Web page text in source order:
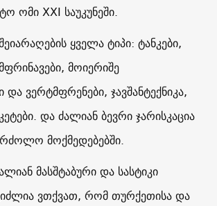
ომი XXI საუკუნეში.
ყველა ტიპი: ტანკები,
მოიერიშე
ვერტმფრენები, ჯავშანტექნიკა,
და ძალიან ბევრი ჯარისკაცია
მოქმედებებში.
მასშტაბური და სასტიკი
ვთქვათ, რომ თურქეთისა და